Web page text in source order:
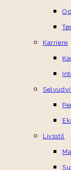
Karriere
Livsstil